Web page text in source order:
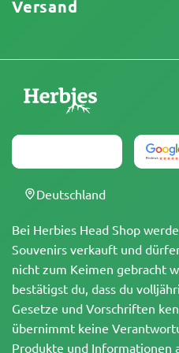
Versand
Bei Herbies Head Shop
Souvenirs verkauft und
nicht zum Keimen gebracht
bestätigst du, dass du
Gesetze und Vorschriften
übernimmt keine
Produkte und Informationen
Deutschland